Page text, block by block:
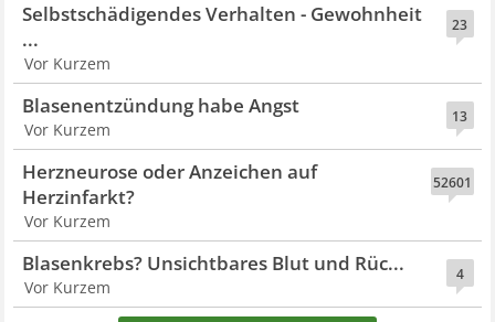
23
Selbstschädigendes Verhalten - Gewohnheit
...
Vor Kurzem
13
Blasenentzündung habe Angst
Vor Kurzem
52601
Herzneurose oder Anzeichen auf
Herzinfarkt?
Vor Kurzem
4
Blasenkrebs? Unsichtbares Blut und Rüc...
Vor Kurzem